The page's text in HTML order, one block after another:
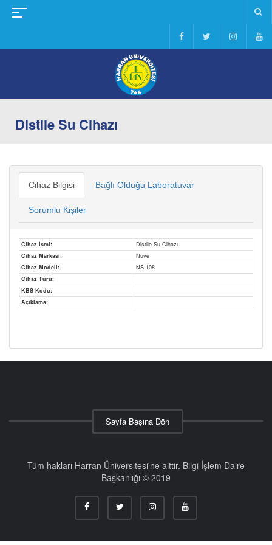
Distile Su Cihazı
Cihaz Bilgisi Bağlı Olduğu Laboratuvar
Sorumlu Kişiler
Cihaz İsmi:
Distile Su Cihazı
Cihaz Markası:
Nüve
Cihaz Modeli:
NS 108
Cihaz Türü:
KBS Kodu:
Açıklama:
Sayfa Başına Dön
Tüm hakları Harran Üniversitesi'ne aittir. Bilgi İşlem Daire
Başkanlığı © 2019